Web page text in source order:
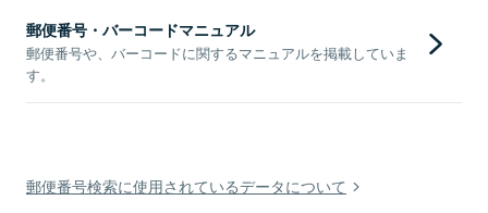
郵便番号・バーコードマニュアル
郵便番号や、バーコードに関するマニュアルを掲載していま
す。
郵便番号検索に使用されているデータについて